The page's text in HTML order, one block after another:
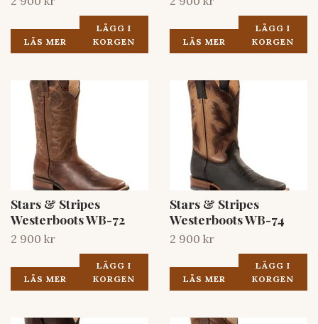
LÄS MER
LÄGG I
KORGEN
LÄS MER
LÄGG I
KORGEN
Stars & Stripes
Westerboots WB-72
2 900 kr
LÄS MER
LÄGG I
KORGEN
Stars & Stripes
Westerboots WB-74
2 900 kr
LÄS MER
LÄGG I
KORGEN